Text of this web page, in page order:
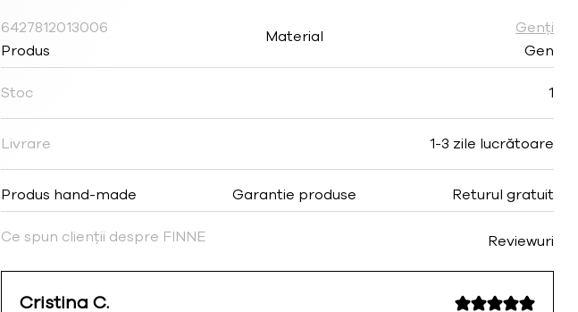
6427812013006
Produs
Material
Genți
Gen
Stoc 1
Livrare 1-3 zile lucrătoare
Produs hand-made Garantie produse Returul gratuit
Ce spun clienții despre FINNE Reviewuri
Cristina C.